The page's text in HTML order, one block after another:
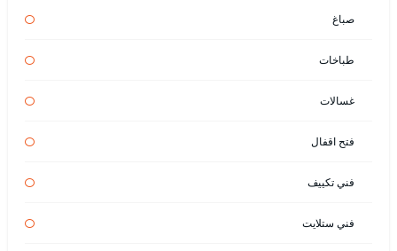
صباغ
طباخات
غسالات
فتح اقفال
فني تكييف
فني ستلايت